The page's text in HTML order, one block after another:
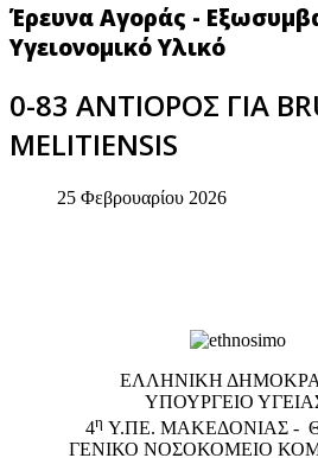
Έρευνα Αγοράς -
Υγειονομικό Υλικό
0-83 ΑΝΤΙΟΡΟΣ ΓΙΑ
MELITIENSIS
25 Φεβρουαρίου 2026
EΛΛΗΝΙΚΗ
ΥΠΟΥΡΓΕΙΟ
4η Υ.ΠΕ. ΜΑΚΕΔΟΝΙΑΣ -
ΓΕΝΙΚΟ NΟΣΟΚΟΜΕΙΟ